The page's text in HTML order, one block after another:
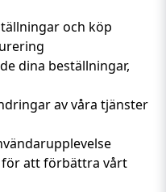
och köp
dina beställningar,
av våra tjänster
för att förbättra vårt